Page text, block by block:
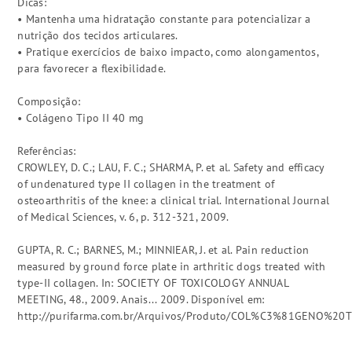
• Mantenha uma hidratação constante para potencializar a
nutrição dos tecidos articulares.
• Pratique exercícios de baixo impacto, como alongamentos,
para favorecer a flexibilidade.
Composição:
• Colágeno Tipo II 40 mg
Referências:
CROWLEY, D. C.; LAU, F. C.; SHARMA, P. et al. Safety and efficacy
of undenatured type II collagen in the treatment of
osteoarthritis of the knee: a clinical trial. International Journal
of Medical Sciences, v. 6, p. 312-321, 2009.
GUPTA, R. C.; BARNES, M.; MINNIEAR, J. et al. Pain reduction
measured by ground force plate in arthritic dogs treated with
type-II collagen. In: SOCIETY OF TOXICOLOGY ANNUAL
MEETING, 48., 2009. Anais... 2009. Disponível em:
http://purifarma.com.br/Arquivos/Produto/